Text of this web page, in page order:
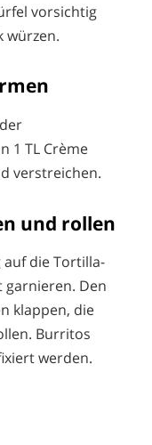
vorsichtig
würzen.
1 TL Crème
verstreichen.
und rollen
auf die Tortilla-
garnieren. Den
klappen, die
Burritos
werden.